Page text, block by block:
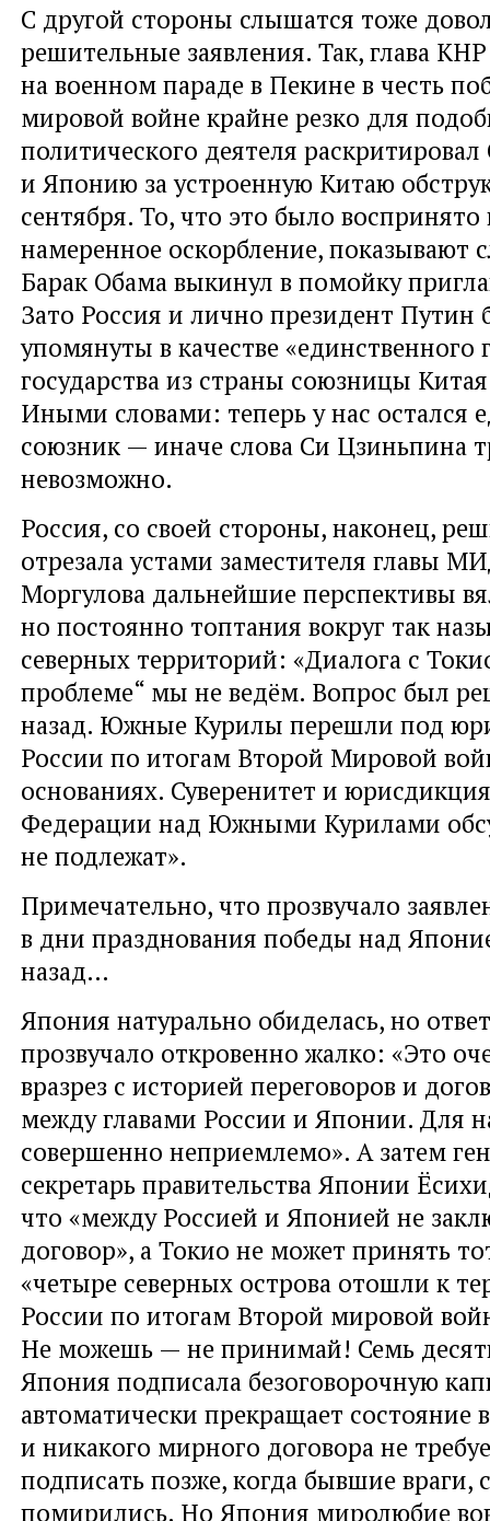
С другой стороны слышатся тоже
решительные заявления. Так, глава
на военном параде в Пекине в честь
мировой войне крайне резко для
политического деятеля
и Японию за устроенную Китаю
сентября. То, что это было
намеренное оскорбление, показывают
Барак Обама выкинул в помойку
Зато Россия и лично президент Путин
упомянуты в качестве «единственного
государства из страны союзницы
Иными словами: теперь у нас остался
союзник — иначе слова Си Цзиньпина
невозможно.
Россия, со своей стороны, наконец,
отрезала устами заместителя главы
Моргулова дальнейшие перспективы
но постоянно топтания вокруг так
северных территорий: «Диалога с
проблеме“ мы не ведём. Вопрос был
назад. Южные Курилы перешли под
России по итогам Второй Мировой
основаниях. Суверенитет и
Федерации над Южными Курилами
не подлежат».
Примечательно, что прозвучало
в дни празднования победы над
назад…
Япония натурально обиделась, но
прозвучало откровенно жалко: «Это
вразрез с историей переговоров и
между главами России и Японии. Для
совершенно неприемлемо». А затем
секретарь правительства Японии
что «между Россией и Японией не
договор», а Токио не может принять
«четыре северных острова отошли к
России по итогам Второй мировой
Не можешь — не принимай! Семь
Япония подписала безоговорочную
автоматически прекращает
и никакого мирного договора не
подписать позже, когда бывшие враги,
помирились. Но Япония миролюбие